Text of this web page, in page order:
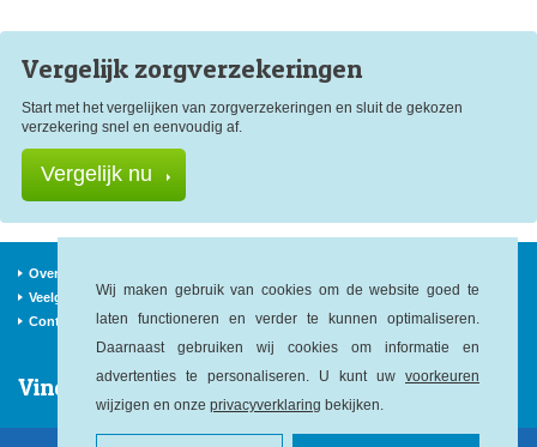
Wij maken gebruik van cookies om de website goed te
laten functioneren en verder te kunnen optimaliseren.
Daarnaast gebruiken wij cookies om informatie en
advertenties te personaliseren. U kunt uw voorkeuren
wijzigen en onze privacyverklaring bekijken.
Vergelijk zorgverzekeringen
Start met het vergelijken van zorgverzekeringen en sluit de gekozen
verzekering snel en eenvoudig af.
Vergelijk nu
Over ons
Veelgestelde vragen
Begrippen
Sitemap
Contact
Vind ons op: